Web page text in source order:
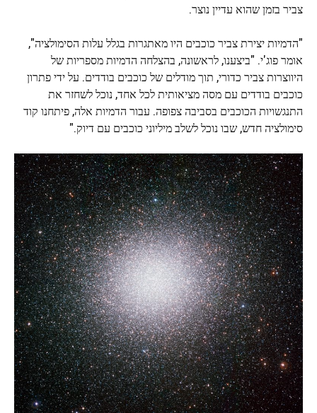
צביר בזמן שהוא עדיין נוצר.
"הדמיות יצירת צביר כוכבים היו מאתגרות בגלל עלות הסימולציה",
אומר פוג'י. "ביצענו, לראשונה, בהצלחה הדמיות מספריות של
היווצרות צביר כדורי, תוך מודלים של כוכבים בודדים. על ידי פתרון
כוכבים בודדים עם מסה מציאותית לכל אחד, נוכל לשחזר את
התנגשויות הכוכבים בסביבה צפופה. עבור הדמיות אלה, פיתחנו קוד
סימולציה חדש, שבו נוכל לשלב מיליוני כוכבים עם דיוק."